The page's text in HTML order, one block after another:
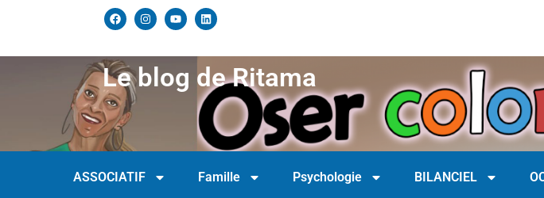
Le blog de Ritama
ASSOCIATIF Famille Psychologie BILANCIEL